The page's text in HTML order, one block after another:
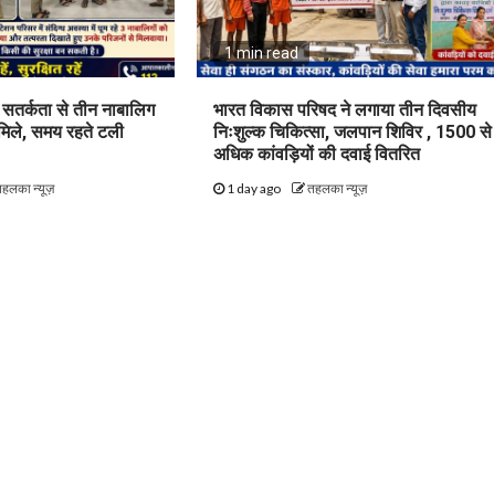
से तीन नाबालिग
समय रहते टली
न्यूज़
1 min read
भारत विकास परिषद ने लगाया तीन दिवसीय
निःशुल्क चिकित्सा, जलपान शिविर , 1500 से
अधिक कांवड़ियों की दवाई वितरित
1 day ago तहलका न्यूज़